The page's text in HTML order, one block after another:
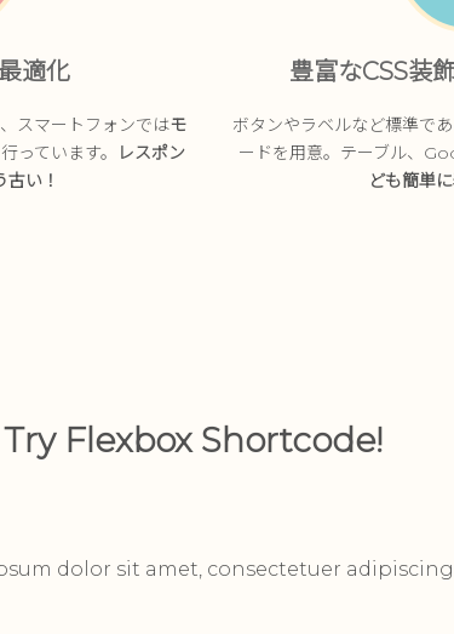
適化
スマートフォンではモ
っています。
レスポン
い！
豊富なCSS装
ボタンやラベルなど標準で
ードを用意。テーブル、
ども簡単
Flexbox Shortcode!
dolor sit amet, consectetuer